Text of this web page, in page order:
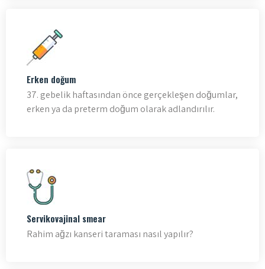
Erken doğum
37. gebelik haftasından önce gerçekleşen doğumlar,
erken ya da preterm doğum olarak adlandırılır.
Servikovajinal smear
Rahim ağzı kanseri taraması nasıl yapılır?